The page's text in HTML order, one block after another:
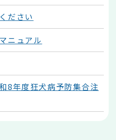
ださい
ニュアル
8年度狂犬病予防集合注